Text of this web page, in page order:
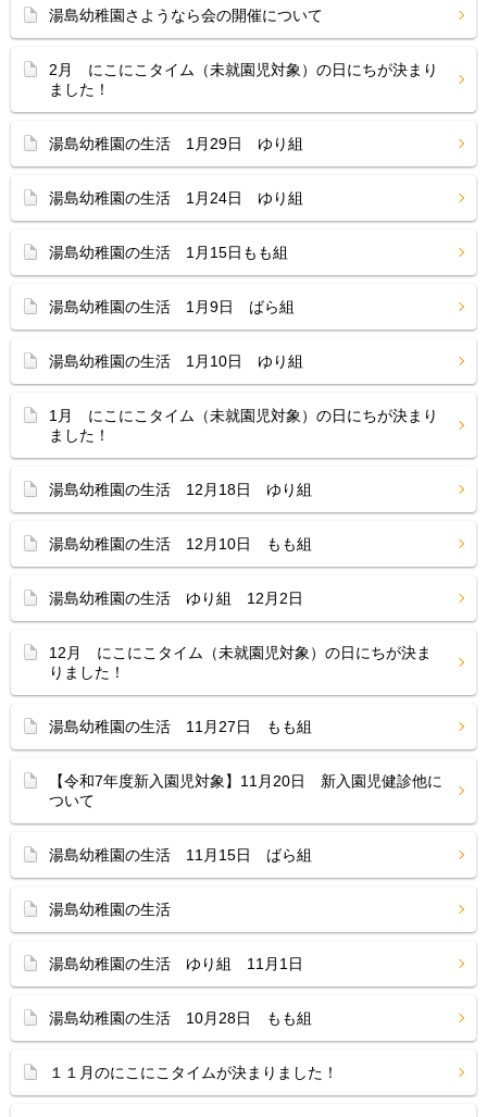
湯島幼稚園さようなら会の開催について
2月 にこにこタイム（未就園児対象）の日にちが決まり
ました！
湯島幼稚園の生活 1月29日 ゆり組
湯島幼稚園の生活 1月24日 ゆり組
湯島幼稚園の生活 1月15日もも組
湯島幼稚園の生活 1月9日 ばら組
湯島幼稚園の生活 1月10日 ゆり組
1月 にこにこタイム（未就園児対象）の日にちが決まり
ました！
湯島幼稚園の生活 12月18日 ゆり組
湯島幼稚園の生活 12月10日 もも組
湯島幼稚園の生活 ゆり組 12月2日
12月 にこにこタイム（未就園児対象）の日にちが決ま
りました！
湯島幼稚園の生活 11月27日 もも組
【令和7年度新入園児対象】11月20日 新入園児健診他に
ついて
湯島幼稚園の生活 11月15日 ばら組
湯島幼稚園の生活
湯島幼稚園の生活 ゆり組 11月1日
湯島幼稚園の生活 10月28日 もも組
１１月のにこにこタイムが決まりました！